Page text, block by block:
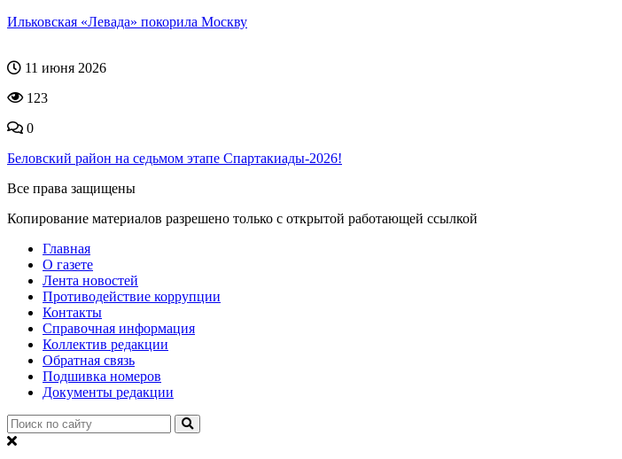
Ильковская «Левада» покорила Москву
11 июня 2026
123
0
Беловский район на седьмом этапе Спартакиады-2026!
Все права защищены
Копирование материалов разрешено только с открытой работающей ссылкой
Главная
О газете
Лента новостей
Противодействие коррупции
Контакты
Справочная информация
Коллектив редакции
Обратная связь
Подшивка номеров
Документы редакции